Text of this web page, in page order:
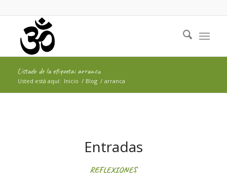
Listado de la etiqueta: arranca
Usted está aquí: Inicio / Blog / arranca
Entradas
REFLEXIONES